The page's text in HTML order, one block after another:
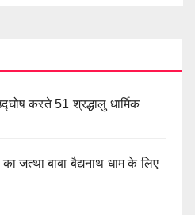
करते 51 श्रद्धालु धार्मिक
जत्था बाबा बैद्यनाथ धाम के लिए